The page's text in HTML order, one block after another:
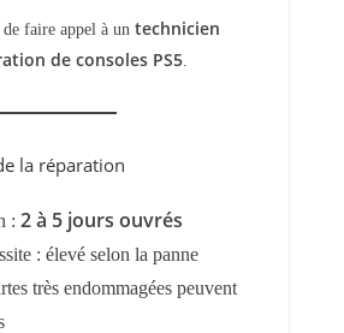
faire appel à un technicien
de consoles PS5.
la réparation
: 2 à 5 jours ouvrés
: élevé selon la panne
très endommagées peuvent